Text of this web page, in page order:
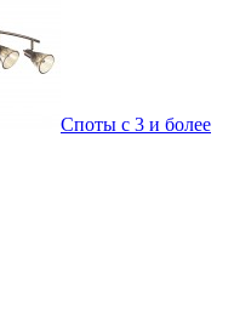
Споты с 3 и более